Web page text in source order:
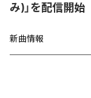
み)」を配信開始
新曲情報